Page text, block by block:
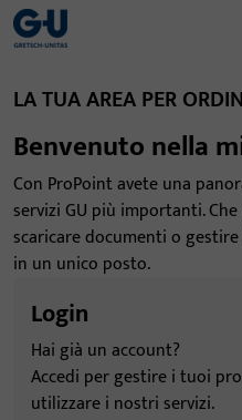
LA TUA AREA PER
Benvenuto nella
Con ProPoint avete una
servizi GU più importanti.
scaricare documenti o
in un unico posto.
Login
Hai già un account?
Accedi per gestire i tuoi
utilizzare i nostri servizi.